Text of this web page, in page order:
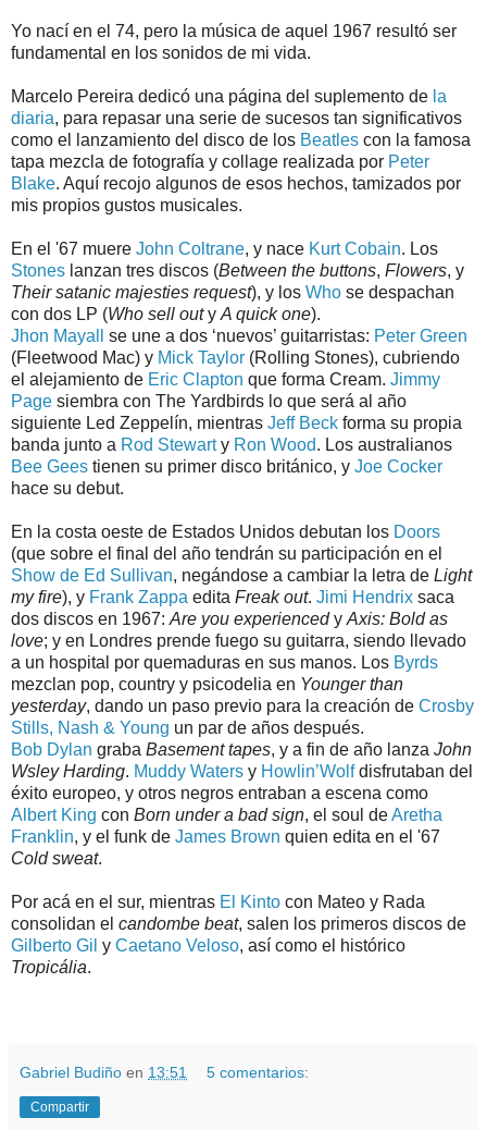
Yo nací en el 74, pero la música de aquel 1967 resultó ser
fundamental en los sonidos de mi vida.
Marcelo Pereira dedicó una página del suplemento de la
diaria, para repasar una serie de sucesos tan significativos
como el lanzamiento del disco de los Beatles con la famosa
tapa mezcla de fotografía y collage realizada por Peter
Blake. Aquí recojo algunos de esos hechos, tamizados por
mis propios gustos musicales.
En el '67 muere John Coltrane, y nace Kurt Cobain. Los
Stones lanzan tres discos (Between the buttons, Flowers, y
Their satanic majesties request), y los Who se despachan
con dos LP (Who sell outy A quick one).
Jhon Mayall
se une a dos ‘nuevos’ guitarristas: Peter Green
(Fleetwood Mac) y Mick Taylor (Rolling Stones), cubriendo
el alejamiento de Eric Clapton que forma Cream. Jimmy
Page siembra con The Yardbirds lo que será al año
siguiente Led Zeppelín, mientras Jeff Beck forma su propia
banda junto a Rod Stewarty Ron Wood. Los australianos
Bee Gees tienen su primer disco británico, y Joe Cocker
hace su debut.
En la costa oeste de Estados Unidos debutan los Doors
(que sobre el final del año tendrán su participación en el
Show de Ed Sullivan, negándose a cambiar la letra de Light
my fire), y Frank Zappa edita Freak out. Jimi Hendrix saca
dos discos en 1967: Are you experiencedy Axis: Bold as
love; y en Londres prende fuego su guitarra, siendo llevado
a un hospital por quemaduras en sus manos. Los Byrds
mezclan pop, country y psicodelia en Younger than
yesterday, dando un paso previo para la creación de Crosby
Stills, Nash & Young un par de años después.
Bob Dylan graba Basement tapes, y a fin de año lanza John
Wsley Harding. Muddy Waters y Howlin’Wolfdisfrutaban del
éxito europeo, y otros negros entraban a escena como
Albert King con Born under a bad sign, el soul deAretha
Franklin, y el funk de James Brown quien edita en el '67
Cold sweat.
Por acá en el sur, mientras El Kinto con Mateo y Rada
consolidan el candombe beat, salen los primeros discos de
Gilberto Gil y Caetano Veloso, así como el histórico
Tropicália.
Gabriel Budiño en 13:51 5 comentarios:
Compartir